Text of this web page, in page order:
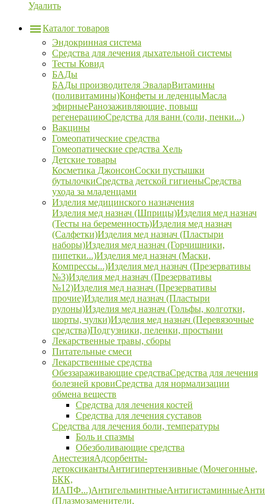
Удалить
Каталог товаров
Эндокринная система
Средства для лечения дыхательной системы
Тесты Ковид
БАДы
БАДы производителя ЭваларВитамины
(поливитамины)Конфеты и леденцыМасла
эфирныеРанозаживляющие, повыш
регенерациюСредства для ванн (соли, пенки...)
Вакцины
Гомеопатические средства
Гомеопатические средства Хель
Детские товары
Косметика ДжонсонСоски пустышки
бутылочкиСредства детской гигиеныСредства
ухода за младенцами
Изделия медицинского назначения
Изделия мед назнач (Шприцы)Изделия мед назнач
(Тесты на беременность)Изделия мед назнач
(Салфетки)Изделия мед назнач (Пластыри
наборы)Изделия мед назнач (Горчишники,
пипетки...)Изделия мед назнач (Маски,
Компрессы...)Изделия мед назнач (Презервативы
№3)Изделия мед назнач (Презервативы
№12)Изделия мед назнач (Презервативы
прочие)Изделия мед назнач (Пластыри
рулоны)Изделия мед назнач (Гольфы, колготки,
шорты, чулки)Изделия мед назнач (Перевязочные
средства)Подгузники, пеленки, простыни
Лекарственные травы, сборы
Питательные смеси
Лекарственные средства
Обеззараживающие средстваСредства для лечения
болезней кровиСредства для нормализации
обмена веществ
Средства для лечения костей
Средства для лечения суставов
Средства для лечения боли, температуры
Боль и спазмы
Обезболивающие средства
АнестезияАдсорбенты-
детоксикантыАнтигипертензивные (Мочегонные,
БКК,
ИАПФ...)АнтигельминтныеАнтигистаминные
(Плазмозаменители,